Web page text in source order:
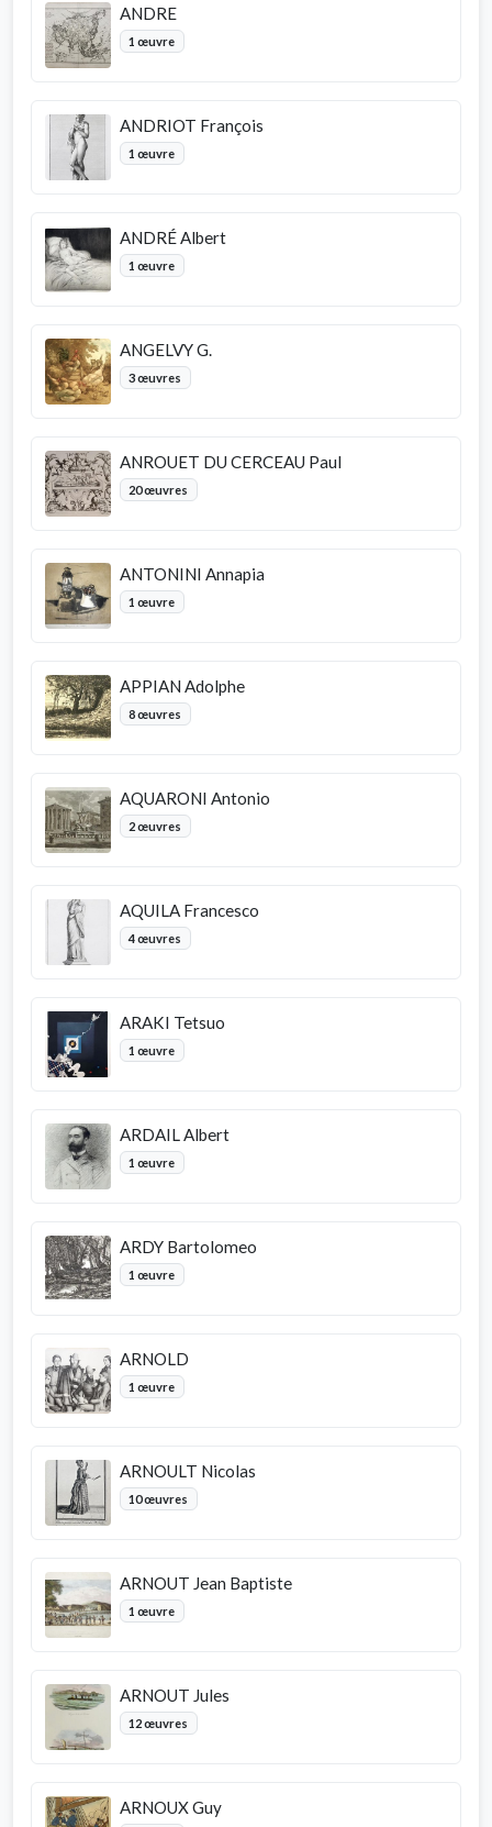
ANDRE
1 œuvre
ANDRIOT François
1 œuvre
ANDRÉ Albert
1 œuvre
ANGELVY G.
3 œuvres
ANROUET DU CERCEAU Paul
20 œuvres
ANTONINI Annapia
1 œuvre
APPIAN Adolphe
8 œuvres
AQUARONI Antonio
2 œuvres
AQUILA Francesco
4 œuvres
ARAKI Tetsuo
1 œuvre
ARDAIL Albert
1 œuvre
ARDY Bartolomeo
1 œuvre
ARNOLD
1 œuvre
ARNOULT Nicolas
10 œuvres
ARNOUT Jean Baptiste
1 œuvre
ARNOUT Jules
12 œuvres
ARNOUX Guy